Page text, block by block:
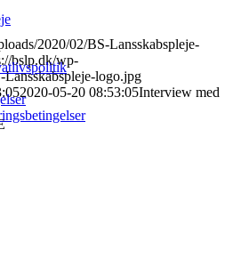
2020/02/BS-Lansskabspleje-
bslp.dk/wp-
logo.jpg
2020-05-20 08:53:05Interview med